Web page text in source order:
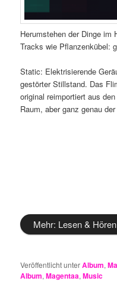
Herumstehen der Dinge im
Tracks wie Pflanzenkübel:
Static: Elektrisierende
gestörter Stillstand. Das
original reimportiert aus
Raum, aber ganz genau
Mehr: Lesen & Hören
Veröffentlicht unterAlbum,
Album,Magentaa,Music